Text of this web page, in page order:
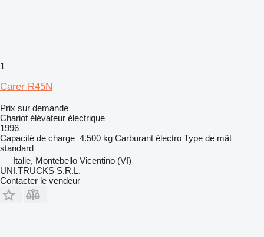
1
Carer R45N
Prix sur demande
Chariot élévateur électrique
1996
Capacité de charge 4.500 kg Carburant électro Type de mât
standard
Italie, Montebello Vicentino (VI)
UNI.TRUCKS S.R.L.
Contacter le vendeur